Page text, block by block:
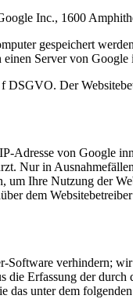
Inc., 1600
gespeichert
Server von
Der
von Google
Nur in
Ihre Nutzung der
dem
verhindern;
Erfassung der
das unter dem